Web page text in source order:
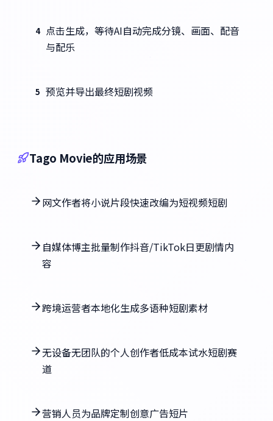
4 点击生成，等待AI自动完成分镜、画面、配音
与配乐
5 预览并导出最终短剧视频
Tago Movie的应用场景
网文作者将小说片段快速改编为短视频短剧
自媒体博主批量制作抖音/TikTok日更剧情内
容
跨境运营者本地化生成多语种短剧素材
无设备无团队的个人创作者低成本试水短剧赛
道
营销人员为品牌定制创意广告短片